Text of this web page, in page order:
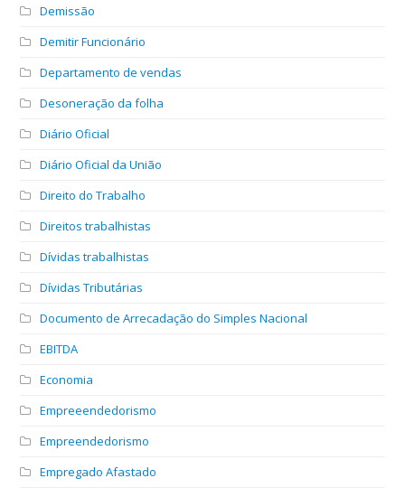
Demissão
Demitir Funcionário
Departamento de vendas
Desoneração da folha
Diário Oficial
Diário Oficial da União
Direito do Trabalho
Direitos trabalhistas
Dívidas trabalhistas
Dívidas Tributárias
Documento de Arrecadação do Simples Nacional
EBITDA
Economia
Empreeendedorismo
Empreendedorismo
Empregado Afastado